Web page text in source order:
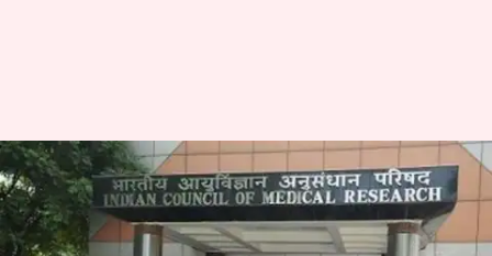
ICMR JRF 2020: जारी हुआ परीक्षा
का शेड्यूल, 27 अप्रैल से शुरू होंगे
आवेदन